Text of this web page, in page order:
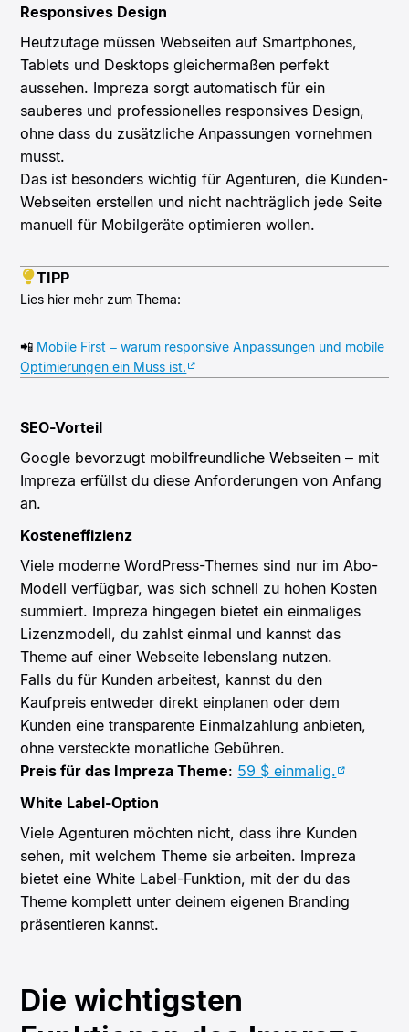
Responsives Design
Heutzutage müssen Webseiten auf Smartphones,
Tablets und Desktops gleichermaßen perfekt
aussehen. Impreza sorgt automatisch für ein
sauberes und professionelles responsives Design,
ohne dass du zusätzliche Anpassungen vornehmen
musst.
Das ist besonders wichtig für Agenturen, die Kunden-
Webseiten erstellen und nicht nachträglich jede Seite
manuell für Mobilgeräte optimieren wollen.
TIPP
Lies hier mehr zum Thema:
📲 Mobile First – warum responsive Anpassungen und mobile
Optimierungen ein Muss ist.
SEO-Vorteil
Google bevorzugt mobilfreundliche Webseiten – mit
Impreza erfüllst du diese Anforderungen von Anfang
an.
Kosteneffizienz
Viele moderne WordPress-Themes sind nur im Abo-
Modell verfügbar, was sich schnell zu hohen Kosten
summiert. Impreza hingegen bietet ein einmaliges
Lizenzmodell, du zahlst einmal und kannst das
Theme auf einer Webseite lebenslang nutzen.
Falls du für Kunden arbeitest, kannst du den
Kaufpreis entweder direkt einplanen oder dem
Kunden eine transparente Einmalzahlung anbieten,
ohne versteckte monatliche Gebühren.
Preis für das Impreza Theme: 59 $ einmalig.
White Label-Option
Viele Agenturen möchten nicht, dass ihre Kunden
sehen, mit welchem Theme sie arbeiten. Impreza
bietet eine White Label-Funktion, mit der du das
Theme komplett unter deinem eigenen Branding
präsentieren kannst.
Die wichtigsten